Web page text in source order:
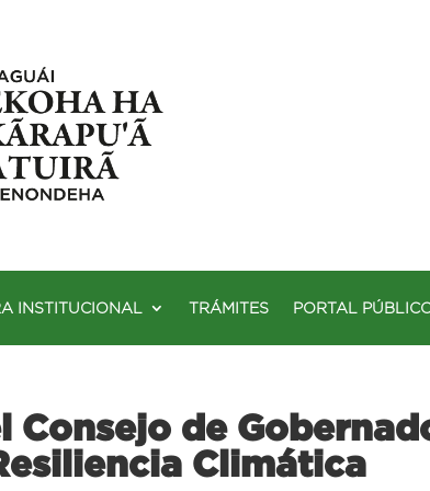
INSTITUCIONAL TRÁMITES PORTAL
Consejo de
Climática